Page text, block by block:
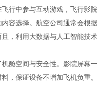
行中参与互动游戏，飞行影
容选择。航空公司通常会根
，利用大数据与人工智能技
舱空间与安全性。影院屏幕
，保证设备不增加飞机负重